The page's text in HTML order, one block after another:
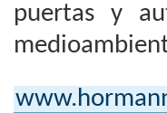
puertas y